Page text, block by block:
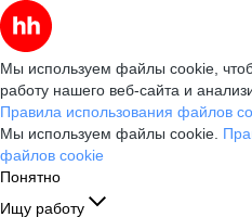
Мы используем файлы cookie,
работу нашего веб-сайта и
Правила использования файлов
Мы используем файлы cookie.
файлов cookie
Понятно
Ищу работу